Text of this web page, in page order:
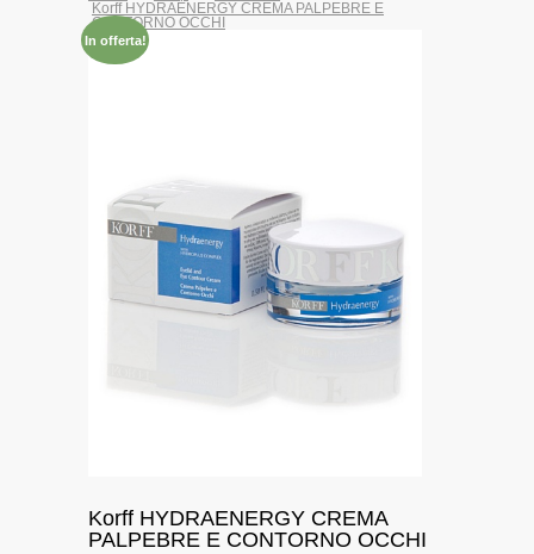
Korff HYDRAENERGY CREMA PALPEBRE E
CONTORNO OCCHI
In offerta!
Korff HYDRAENERGY CREMA
PALPEBRE E CONTORNO OCCHI